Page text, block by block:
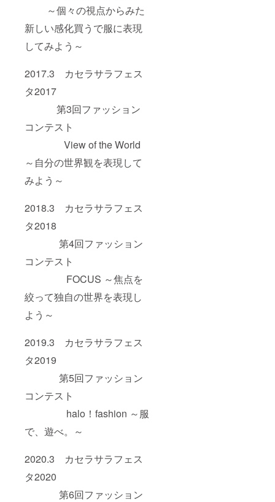
～個々の視点からみた
新しい感化買うで服に表現
してみよう～
2017.3 カセラサラフェス
タ2017
第3回ファッション
コンテスト
View of the World
～自分の世界観を表現して
みよう～
2018.3 カセラサラフェス
タ2018
第4回ファッション
コンテスト
FOCUS ～焦点を
絞って独自の世界を表現し
よう～
2019.3 カセラサラフェス
タ2019
第5回ファッション
コンテスト
halo！fashion ～服
で、遊べ。～
2020.3 カセラサラフェス
タ2020
第6回ファッション